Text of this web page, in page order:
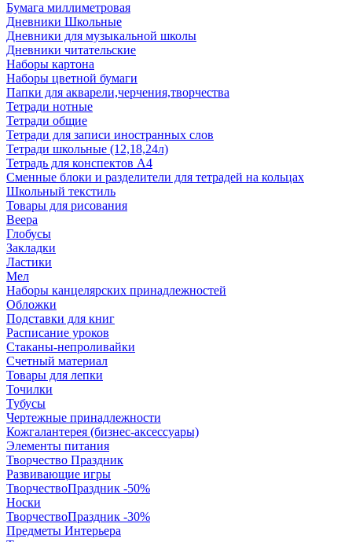
Бумага миллиметровая
Дневники Школьные
Дневники для музыкальной школы
Дневники читательские
Наборы картона
Наборы цветной бумаги
Папки для акварели,черчения,творчества
Тетради нотные
Тетради общие
Тетради для записи иностранных слов
Тетради школьные (12,18,24л)
Тетрадь для конспектов А4
Сменные блоки и разделители для тетрадей на кольцах
Школьный текстиль
Товары для рисования
Веера
Глобусы
Закладки
Ластики
Мел
Наборы канцелярских принадлежностей
Обложки
Подставки для книг
Расписание уроков
Стаканы-непроливайки
Счетный материал
Товары для лепки
Точилки
Тубусы
Чертежные принадлежности
Кожгалантерея (бизнес-аксессуары)
Элементы питания
Творчество Праздник
Развивающие игры
ТворчествоПраздник -50%
Носки
ТворчествоПраздник -30%
Предметы Интерьера